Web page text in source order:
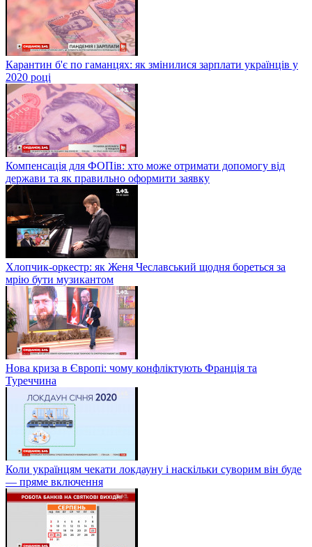
Карантин б'є по гаманцях: як змінилися зарплати українців у
2020 році
Компенсація для ФОПів: хто може отримати допомогу від
держави та як правильно оформити заявку
Хлопчик-оркестр: як Женя Чеславський щодня бореться за
мрію бути музикантом
Нова криза в Європі: чому конфліктують Франція та
Туреччина
Коли українцям чекати локдауну і наскільки суворим він буде
— пряме включення